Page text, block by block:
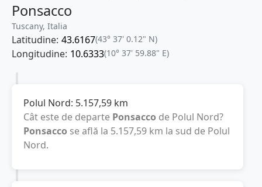
Ponsacco
Tuscany, Italia
Latitudine: 43.6167(43° 37' 0.12" N)
Longitudine: 10.6333(10° 37' 59.88" E)
Polul Nord: 5.157,59 km
Cât este de departe Ponsacco de Polul Nord?
Ponsacco se află la 5.157,59 km la sud de Polul
Nord.